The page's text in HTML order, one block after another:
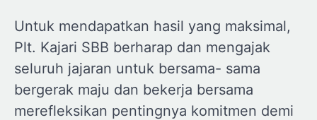
Untuk mendapatkan hasil yang maksimal,
Plt. Kajari SBB berharap dan mengajak
seluruh jajaran untuk bersama- sama
bergerak maju dan bekerja bersama
merefleksikan pentingnya komitmen demi